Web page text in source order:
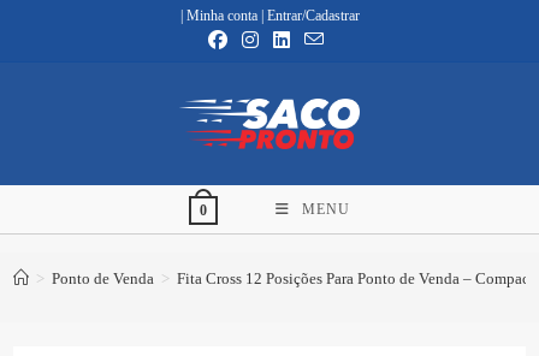
Minha conta| Entrar/Cadastrar
0 MENU
> Ponto de Venda > Fita Cross 12 Posições Para Ponto de Venda –